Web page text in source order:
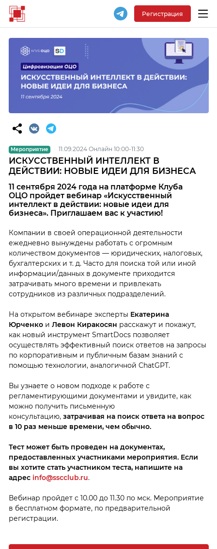
Регистрация
Мероприятие 11.09.2024 Онлайн 10:00-11:30
ИСКУССТВЕННЫЙ ИНТЕЛЛЕКТ В
ДЕЙСТВИИ: НОВЫЕ ИДЕИ ДЛЯ БИЗНЕСА
11 сентября 2024 года на платформе Клуба
ОЦОпройдет вебинар «Искусственный
интеллект в действии: новые идеи для
бизнеса». Приглашаем вас к участию!
Компании в своей операционной деятельности
ежедневно вынуждены работать с огромным
количеством документов — юридических, налоговых,
бухгалтерских и т. д. Часто для поиска той или иной
информации/данных в документе приходится
затрачивать много времени и привлекать
сотрудников из различных подразделений.
На открытом вебинаре эксперты Екатерина
Юрченкои Левон Киракосян расскажут и покажут,
как новый инструмент SmartDocs позволяет
осуществлять эффективный поиск ответов на запросы
по корпоративным и публичным базам знаний с
помощью технологии, аналогичной ChatGPT.
Вы узнаете о новом подходе к работе с
регламентирующими документами и увидите, как
можно получить письменную
консультацию, затрачивая на поиск ответа на вопрос
в 10 раз меньше времени, чем обычно.
Тест может быть проведен на документах,
предоставленных участниками мероприятия. Если
вы хотите стать участником теста, напишите на
адрес info@sscclub.ru.
Вебинар пройдет с 10.00 до 11.30 по мск. Мероприятие
в бесплатном формате, по предварительной
регистрации.